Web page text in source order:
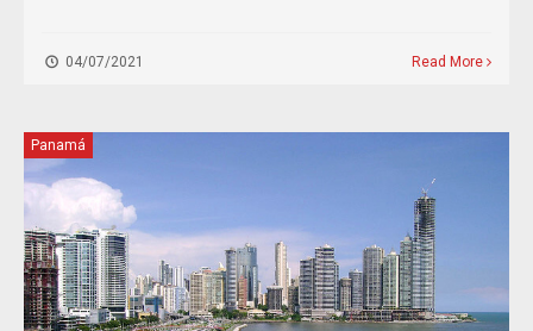
04/07/2021 Read More
Panamá